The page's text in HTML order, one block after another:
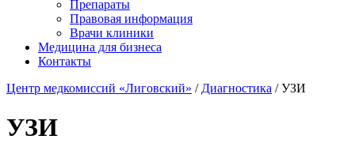
Препараты
Правовая информация
Врачи клиники
Медицина для бизнеса
Контакты
Центр медкомиссий «Лиговский» / Диагностика /УЗИ
УЗИ